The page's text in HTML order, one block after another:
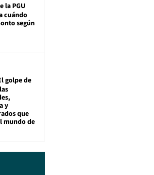
la PGU
cuándo
según
golpe de
y
que
mundo de